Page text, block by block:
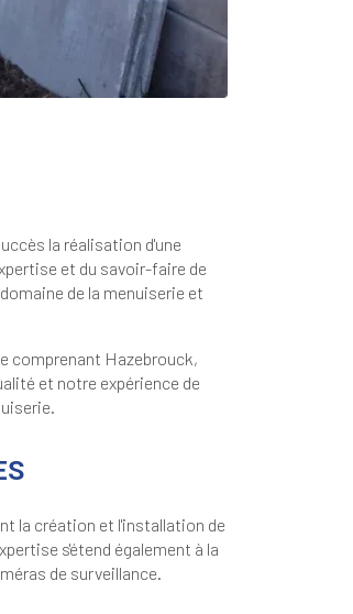
la réalisation d'une
et du savoir-faire de
de la menuiserie et
comprenant Hazebrouck,
et notre expérience de
la création et l'installation de
s'étend également à la
de surveillance.